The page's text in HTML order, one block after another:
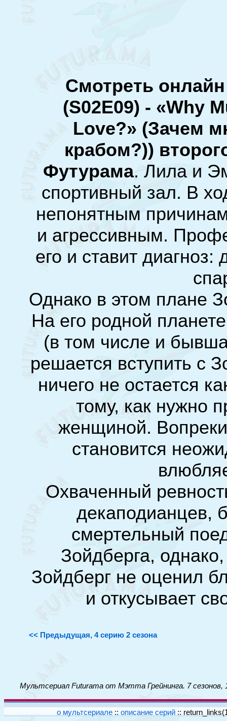
Смотреть
(S02E09) - «Why
Love?» (Зачем
крабом?))
Футурама. Лила и
спортивный зал. В
непонятным
и агрессивным.
его и ставит
Однако в этом плане
На его родной
(в том числе и
решается вступить с
ничего не остается
тому, как нужно
женщиной.
становится
Охваченный
декаподианцев,
смертельный
Зойдберга,
Зойдберг не оценил
и откусывает
<< Предыдущая, 4 серию 2 сезона
Мультсериал Futurama от Мэтта Грейнинга. 7
о мультсериале :: описание серий ::